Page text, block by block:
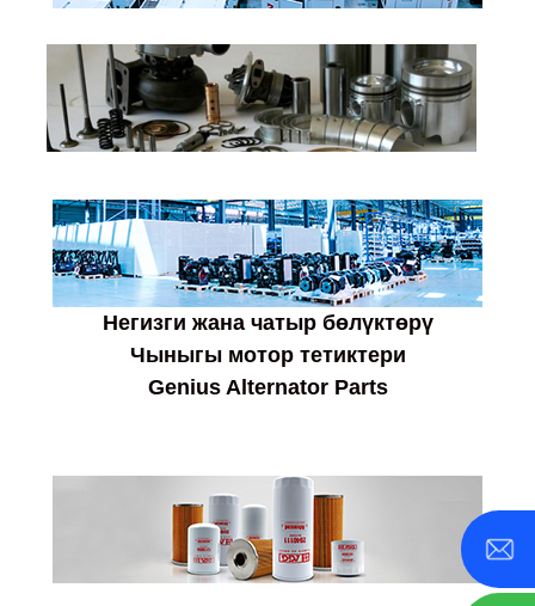
Негизги жана чатыр бөлүктөрү
Чыныгы мотор тетиктери
Genius Alternator Parts